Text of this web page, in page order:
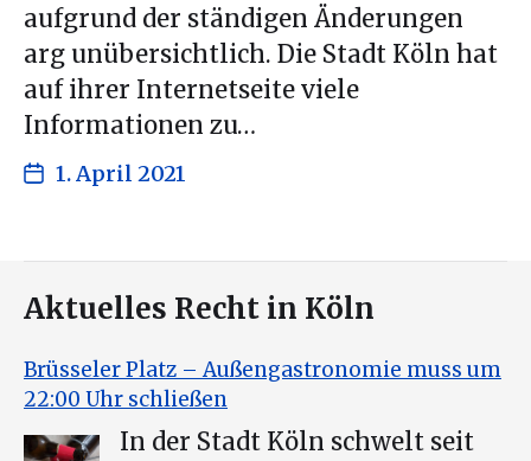
aufgrund der ständigen Änderungen
arg unübersichtlich. Die Stadt Köln hat
auf ihrer Internetseite viele
Informationen zu…
1. April 2021
Aktuelles Recht in Köln
Brüsseler Platz – Außengastronomie muss um
22:00 Uhr schließen
In der Stadt Köln schwelt seit